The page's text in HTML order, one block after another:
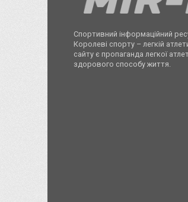
Спортивний інформаційний
Королеві спорту – легкій
сайту є пропаганда легкої
здорового способу життя.